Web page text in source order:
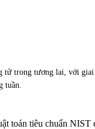
trong tương lai, với
tuần.
toán tiêu chuẩn